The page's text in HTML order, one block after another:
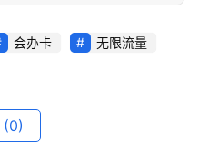
会办卡
无限流量
(0)